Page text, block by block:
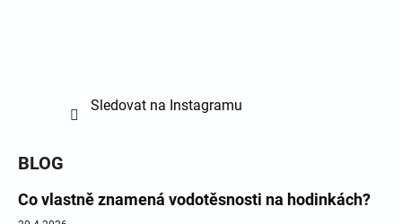
Sledovat na Instagramu
BLOG
Co vlastně znamená vodotěsnosti na hodinkách?